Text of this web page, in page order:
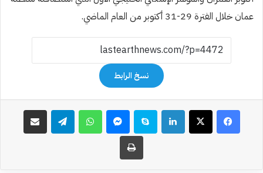
عمان خلال الفترة 29-31 أكتوبر من العام الماضي.
نسخ الرابط
فيسبوك‫X لينكدإن سكايب ماسنجر واتساب تيلقرام مشاركة عبر البريد
طباعة